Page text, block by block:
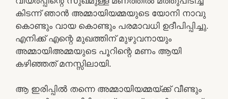
കിടന്ന് ഞാൻ അമ്മായിയമ്മയുടെ യോനി നാവു
കൊണ്ടും വായ കൊണ്ടും പരമാവധി ഉദീപിപ്പിച്ചു.
എനിക്ക് എന്റെ മുഖത്തിന് മുഴുവനായും
അമ്മായിഅമ്മയുടെ പൂറിന്റെ മണം ആയി
കഴിഞ്ഞത് മനസ്സിലായി.
ആ ഇരിപ്പിൽ തന്നെ അമ്മായിയമ്മയ്ക്ക് വീണ്ടും